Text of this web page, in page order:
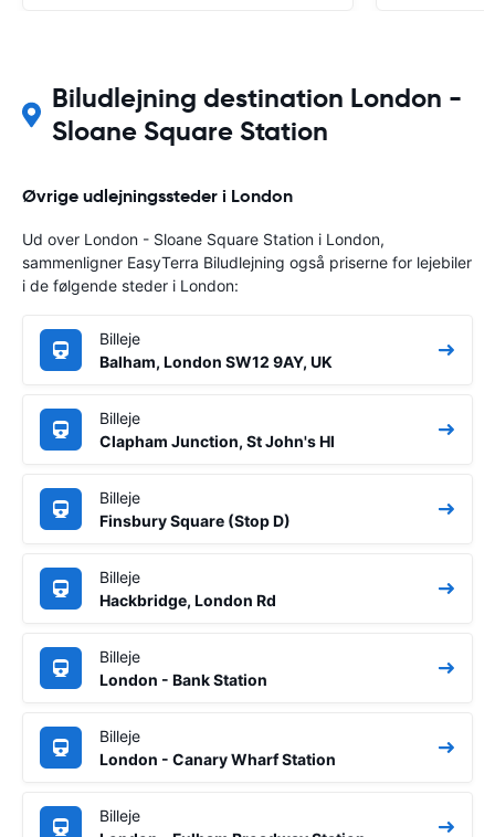
Biludlejning destination London -
Sloane Square Station
Øvrige udlejningssteder i London
Ud over London - Sloane Square Station i London,
sammenligner EasyTerra Biludlejning også priserne for lejebiler
i de følgende steder i London:
Billeje
Balham, London SW12 9AY, UK
Billeje
Clapham Junction, St John's Hl
Billeje
Finsbury Square (Stop D)
Billeje
Hackbridge, London Rd
Billeje
London - Bank Station
Billeje
London - Canary Wharf Station
Billeje